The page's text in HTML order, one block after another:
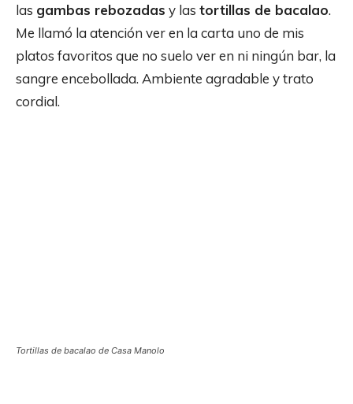
las gambas rebozadas y las tortillas de bacalao.
Me llamó la atención ver en la carta uno de mis
platos favoritos que no suelo ver en ni ningún bar, la
sangre encebollada. Ambiente agradable y trato
cordial.
Tortillas de bacalao de Casa Manolo